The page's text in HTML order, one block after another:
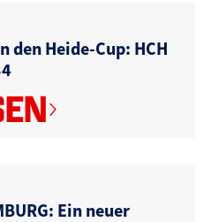
den Heide-Cup: HCH
Ein neuer